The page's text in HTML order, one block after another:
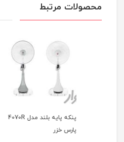
محصولات مرتبط
پنكه پايه بلند مدل 4070R
پارس خزر